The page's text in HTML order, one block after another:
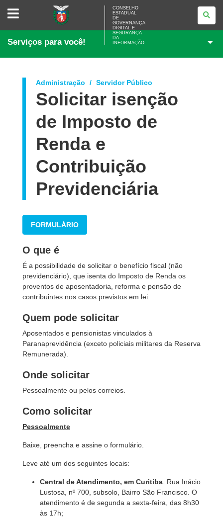
CONSELHO
ESTADUAL
GOVERNANÇA
E
DA
CONSELHO
ESTADUAL
DE
GOVERNANÇA
DIGITAL E
SEGURANÇA
DA
INFORMAÇÃO
Serviços para você!
Administração Servidor Público
Solicitar isenção
de Imposto de
Renda e
Contribuição
Previdenciária
FORMULÁRIO
O que é
É a possibilidade de solicitar o benefício fiscal (não
previdenciário), que isenta do Imposto de Renda os
proventos de aposentadoria, reforma e pensão de
contribuintes nos casos previstos em lei.
Quem pode solicitar
Aposentados e pensionistas vinculados à
Paranaprevidência (exceto policiais militares da Reserva
Remunerada).
Onde solicitar
Pessoalmente ou pelos correios.
Como solicitar
Pessoalmente
Baixe, preencha e assine o formulário.
Leve até um dos seguintes locais:
Central de Atendimento, em Curitiba . Rua Inácio
Lustosa, nº 700, subsolo, Bairro São Francisco. O
atendimento é de segunda a sexta-feira, das 8h30
às 17h;